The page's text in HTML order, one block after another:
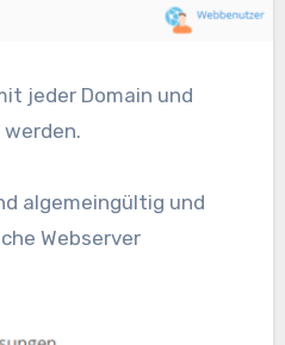
jeder Domain und
algemeingültig und
Webserver